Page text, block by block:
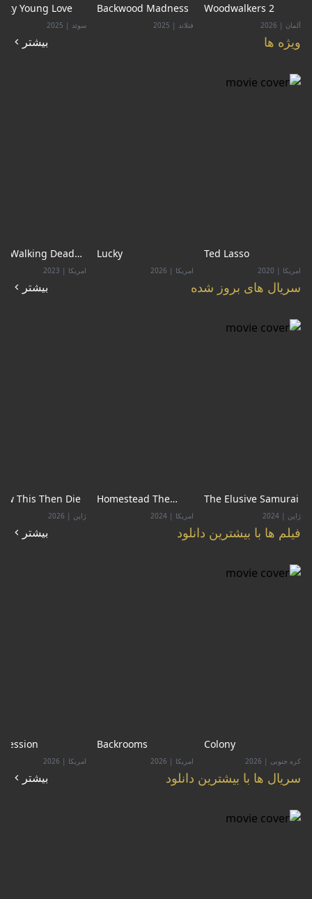
Woodwalkers 2
آلمان |
2026
Backwood Madness
فنلاند|
2025
Young Love
سوئد|
2025
ویژه ها بیشتر
Ted Lasso
امریکا |
2020
Lucky
امریکا |
2026
Walking Dead
امریکا |
2023
سریال های بروز شده بیشتر
The Elusive Samurai
ژاپن |
2024
Homestead The
امریکا |
2024
This Then Die
ژاپن |
2026
فیلم ها با بیشترین دانلود بیشتر
Colony
کره جنوبی |
2026
Backrooms
امریکا |
2026 امریکا |
2026
سریال ها با بیشترین دانلود بیشتر